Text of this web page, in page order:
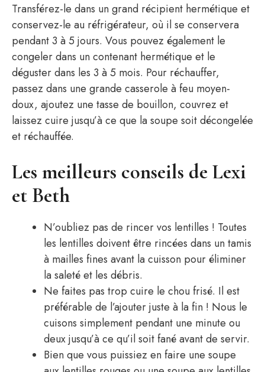
Transférez-le dans un grand récipient hermétique et
conservez-le au réfrigérateur, où il se conservera
pendant 3 à 5 jours. Vous pouvez également le
congeler dans un contenant hermétique et le
déguster dans les 3 à 5 mois. Pour réchauffer,
passez dans une grande casserole à feu moyen-
doux, ajoutez une tasse de bouillon, couvrez et
laissez cuire jusqu’à ce que la soupe soit décongelée
et réchauffée.
Les meilleurs conseils de Lexi
et Beth
N’oubliez pas de rincer vos lentilles ! Toutes
les lentilles doivent être rincées dans un tamis
à mailles fines avant la cuisson pour éliminer
la saleté et les débris.
Ne faites pas trop cuire le chou frisé. Il est
préférable de l’ajouter juste à la fin ! Nous le
cuisons simplement pendant une minute ou
deux jusqu’à ce qu’il soit fané avant de servir.
Bien que vous puissiez en faire une soupe